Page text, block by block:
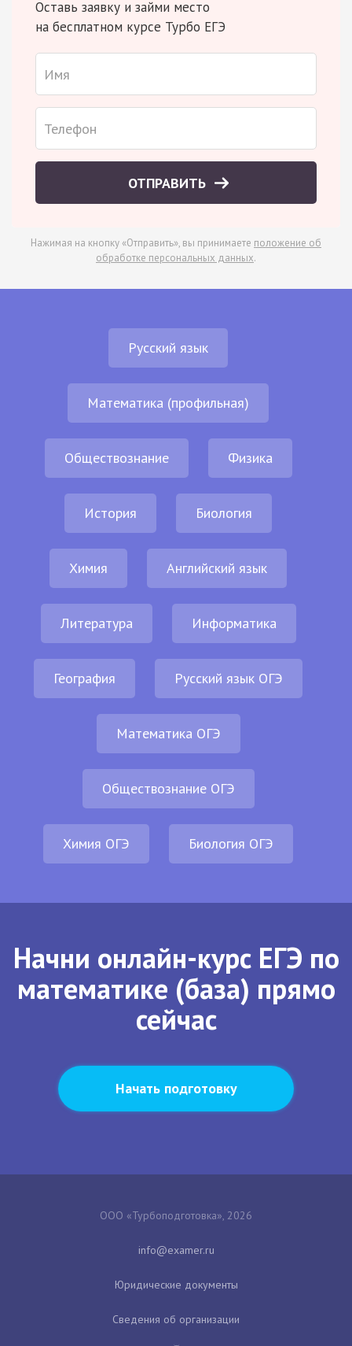
Оставь заявку и займи место
на бесплатном курсе Турбо ЕГЭ
ОТПРАВИТЬ
Нажимая на кнопку «Отправить», вы принимаете положение об
обработке персональных данных.
Русский язык
Математика (профильная)
Обществознание Физика
История Биология
Химия Английский язык
Литература Информатика
География Русский язык ОГЭ
Математика ОГЭ
Обществознание ОГЭ
Химия ОГЭ Биология ОГЭ
Начни онлайн-курс ЕГЭ по
математике (база) прямо
сейчас
Начать подготовку
ООО «Турбоподготовка», 2026
Юридические документы
Сведения об организации